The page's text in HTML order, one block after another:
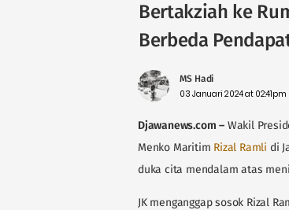
Bertakziah ke
Berbeda
MS Hadi
03 Januari 2024 at 02:41pm
Djawanews.com – Wakil
Menko Maritim Rizal Ramli di
duka cita mendalam atas
JK menganggap sosok Rizal